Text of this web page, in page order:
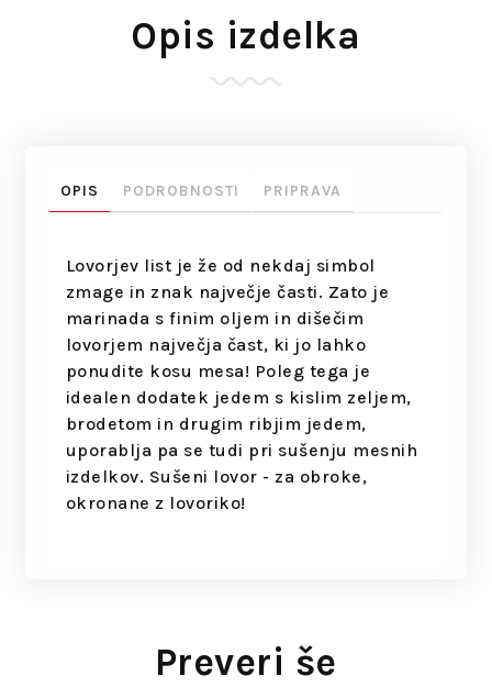
Opis izdelka
OPIS PODROBNOSTI PRIPRAVA
Lovorjev list je že od nekdaj simbol
zmage in znak največje časti. Zato je
marinada s finim oljem in dišečim
lovorjem največja čast, ki jo lahko
ponudite kosu mesa! Poleg tega je
idealen dodatek jedem s kislim zeljem,
brodetom in drugim ribjim jedem,
uporablja pa se tudi pri sušenju mesnih
izdelkov. Sušeni lovor - za obroke,
okronane z lovoriko!
Preveri še